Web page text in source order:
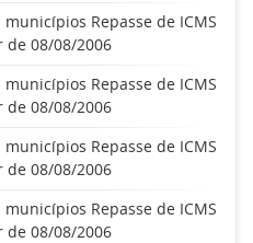
Repasse de ICMS
de 08/08/2006
Repasse de ICMS
de 08/08/2006
Repasse de ICMS
de 08/08/2006
Repasse de ICMS
de 08/08/2006